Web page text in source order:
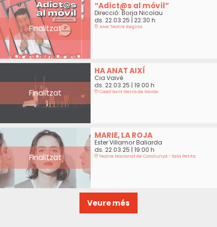
Finalitzat
“Adict@s al móvil”
Direcció: Borja Nicolau
ds. 22.03.25 | 22:30 h
Jove Teatre Regina
Finalitzat
HA ANAT AIXÍ
Cia Vaivé
ds. 22.03.25 | 19:00 h
Casal Sant Genís de Navàs
Finalitzat
MARIE, LA ROJA
Ester Villamor Baliarda
ds. 22.03.25 | 19:00 h
Teatre Nacional de Catalunya - Sala Petita
Veure més